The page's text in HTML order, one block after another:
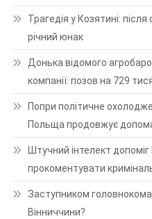
Трагедія у Козятині:
річний юнак
Донька відомого
компанії: позов на 729
Попри політичне
Польща продовжує
Штучний інтелект
прокоментувати
Заступником
Вінниччини?